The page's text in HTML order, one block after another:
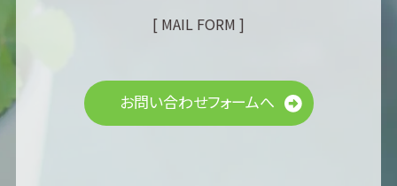
[ MAIL FORM ]
お問い合わせフォームへ